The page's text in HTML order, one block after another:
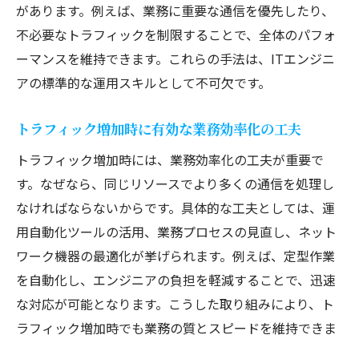
があります。例えば、業務に重要な通信を優先したり、
不必要なトラフィックを制限することで、全体のパフォ
ーマンスを維持できます。これらの手法は、ITエンジニ
アの標準的な運用スキルとして不可欠です。
トラフィック増加時に有効な業務効率化の工夫
トラフィック増加時には、業務効率化の工夫が重要で
す。なぜなら、同じリソースでより多くの通信を処理し
なければならないからです。具体的な工夫としては、運
用自動化ツールの活用、業務プロセスの見直し、ネット
ワーク機器の最適化が挙げられます。例えば、定型作業
を自動化し、エンジニアの負担を軽減することで、迅速
な対応が可能となります。こうした取り組みにより、ト
ラフィック増加時でも業務の質とスピードを維持できま